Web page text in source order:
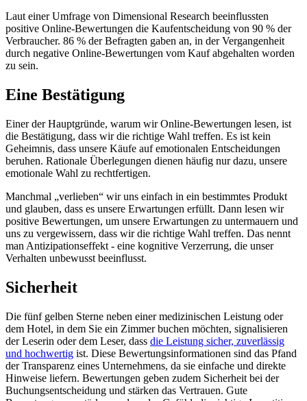
Laut einer Umfrage von Dimensional Research beeinflussten
positive Online-Bewertungen die Kaufentscheidung von 90 % der
Verbraucher. 86 % der Befragten gaben an, in der Vergangenheit
durch negative Online-Bewertungen vom Kauf abgehalten worden
zu sein.
Eine Bestätigung
Einer der Hauptgründe, warum wir Online-Bewertungen lesen, ist
die Bestätigung, dass wir die richtige Wahl treffen. Es ist kein
Geheimnis, dass unsere Käufe auf emotionalen Entscheidungen
beruhen. Rationale Überlegungen dienen häufig nur dazu, unsere
emotionale Wahl zu rechtfertigen.
Manchmal „verlieben“ wir uns einfach in ein bestimmtes Produkt
und glauben, dass es unsere Erwartungen erfüllt. Dann lesen wir
positive Bewertungen, um unsere Erwartungen zu untermauern und
uns zu vergewissern, dass wir die richtige Wahl treffen. Das nennt
man Antizipationseffekt - eine kognitive Verzerrung, die unser
Verhalten unbewusst beeinflusst.
Sicherheit
Die fünf gelben Sterne neben einer medizinischen Leistung oder
dem Hotel, in dem Sie ein Zimmer buchen möchten, signalisieren
der Leserin oder dem Leser, dass die Leistung sicher, zuverlässig
und hochwertig ist. Diese Bewertungsinformationen sind das Pfand
der Transparenz eines Unternehmens, da sie einfache und direkte
Hinweise liefern. Bewertungen geben zudem Sicherheit bei der
Buchungsentscheidung und stärken das Vertrauen. Gute